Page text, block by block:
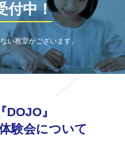
付中！
い教室がございます。
』
験会について